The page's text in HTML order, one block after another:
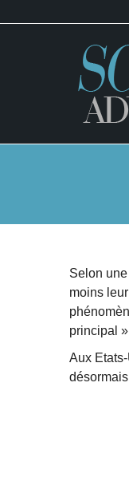
Selon
moins
principal
Aux